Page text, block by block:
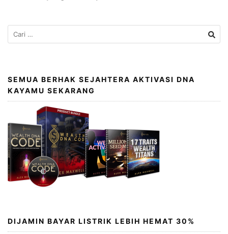
SEMUA BERHAK SEJAHTERA AKTIVASI DNA
KAYAMU SEKARANG
DIJAMIN BAYAR LISTRIK LEBIH HEMAT 30%